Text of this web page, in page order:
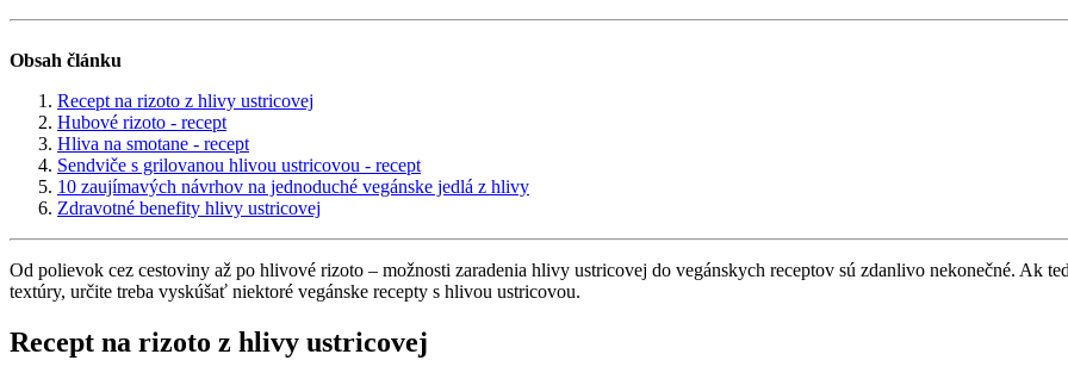
Obsah článku
Recept na rizoto z hlivy ustricovej
Hubové rizoto - recept
Hliva na smotane - recept
Sendviče s grilovanou hlivou ustricovou - recept
10 zaujímavých návrhov na jednoduché vegánske jedlá z hlivy
Zdravotné benefity hlivy ustricovej
Od polievok cez cestoviny až po hlivové rizoto – možnosti zaradenia hlivy ustricovej do vegánskych receptov sú zdanlivo nekonečné. Ak
textúry, určite treba vyskúšať niektoré vegánske recepty s hlivou ustricovou.
Recept na rizoto z hlivy ustricovej